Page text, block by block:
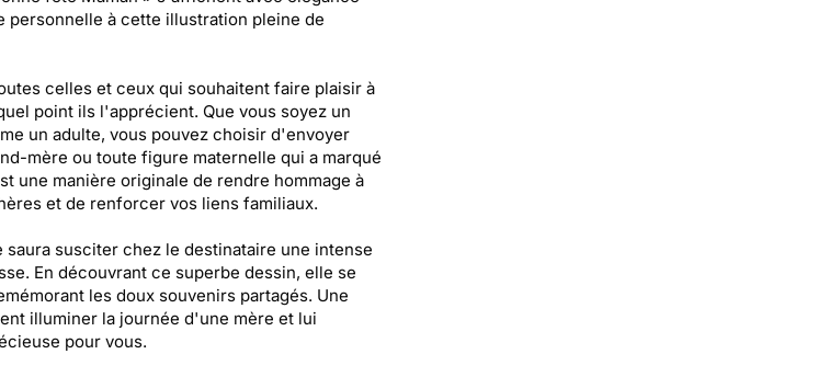
personnelle à cette illustration pleine de
celles et ceux qui souhaitent faire plaisir à
point ils l'apprécient. Que vous soyez un
un adulte, vous pouvez choisir d'envoyer
mère ou toute figure maternelle qui a marqué
une manière originale de rendre hommage à
et de renforcer vos liens familiaux.
susciter chez le destinataire une intense
En découvrant ce superbe dessin, elle se
les doux souvenirs partagés. Une
illuminer la journée d'une mère et lui
pour vous.